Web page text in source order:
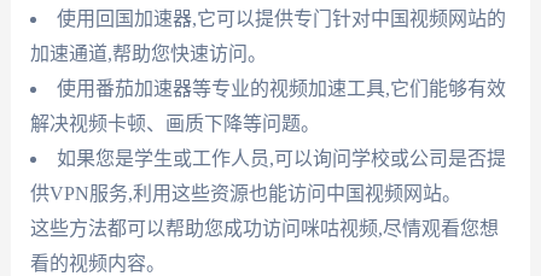
使用回国加速器,它可以提供专门针对中国视频网站的
加速通道,帮助您快速访问。
使用番茄加速器等专业的视频加速工具,它们能够有效
解决视频卡顿、画质下降等问题。
如果您是学生或工作人员,可以询问学校或公司是否提
供VPN服务,利用这些资源也能访问中国视频网站。
这些方法都可以帮助您成功访问咪咕视频,尽情观看您想
看的视频内容。